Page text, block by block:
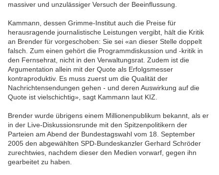
massiver und unzulässiger Versuch der Beeinflussung.
Kammann, dessen Grimme-Institut auch die Preise für
herausragende journalistische Leistungen vergibt, hält die Kritik
an Brender für vorgeschoben: Sie sei «an dieser Stelle doppelt
falsch. Zum einen gehört die Programmdiskussion und -kritik in
den Fernsehrat, nicht in den Verwaltungsrat. Zudem ist die
Argumentation allein mit der Quote als Erfolgsmesser
kontraproduktiv. Es muss zuerst um die Qualität der
Nachrichtensendungen gehen - und deren Auswirkung auf die
Quote ist vielschichtig», sagt Kammann laut KIZ.
Brender wurde übrigens einem Millionenpublikum bekannt, als er
in der Live-Diskussionsrunde mit den Spitzenpolitikern der
Parteien am Abend der Bundestagswahl vom 18. September
2005 den abgewählten SPD-Bundeskanzler Gerhard Schröder
zurechtwies, nachdem dieser den Medien vorwarf, gegen ihn
gearbeitet zu haben.